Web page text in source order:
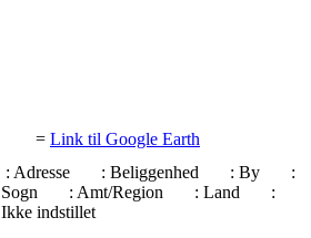
= Link til Google Earth
: Adresse : Beliggenhed : By
:
Sogn
: Amt/Region : Land
:
Ikke indstillet